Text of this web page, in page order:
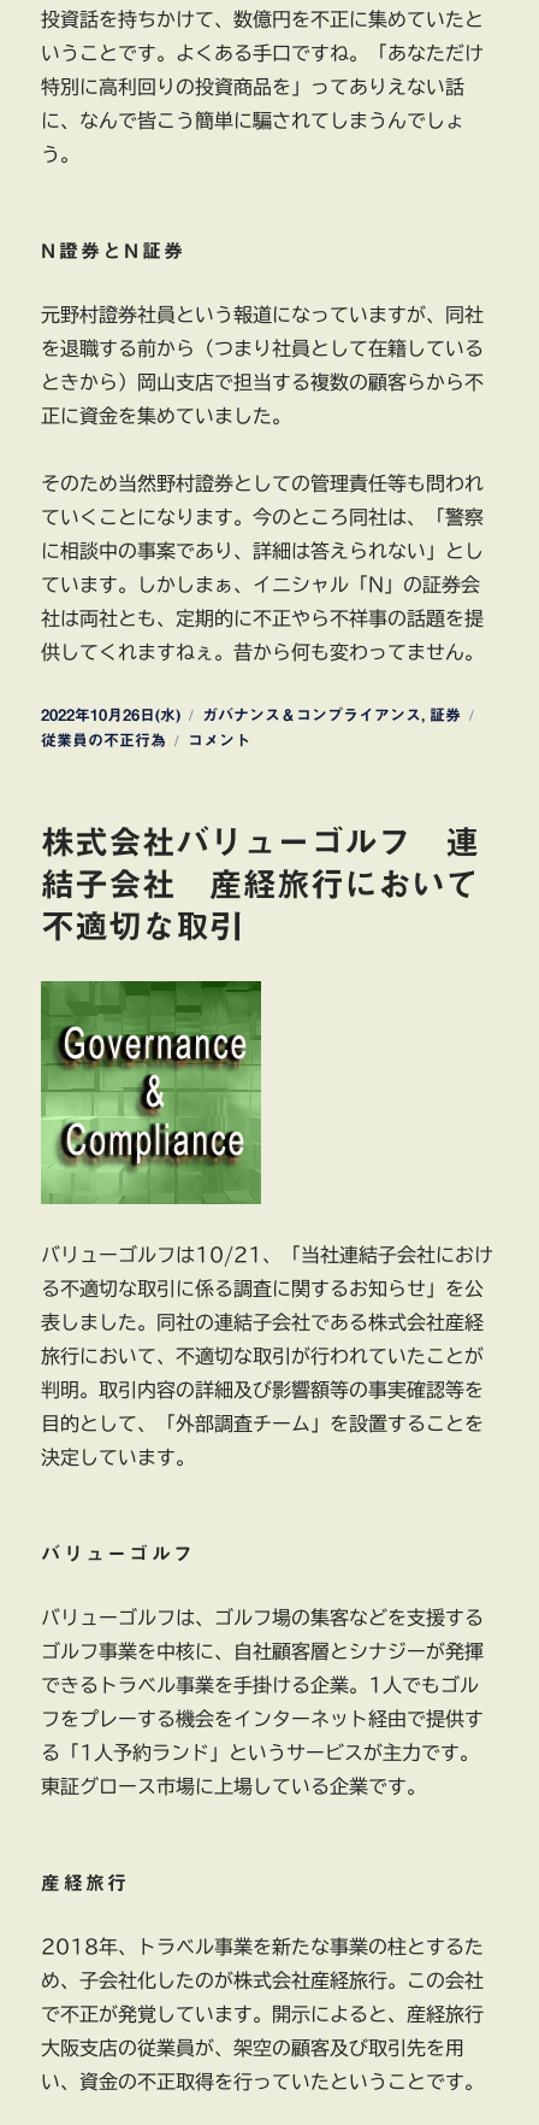
投資話を持ちかけて、数億円を不正に集めていたと
いうことです。よくある手口ですね。「あなただけ
特別に高利回りの投資商品を」ってありえない話
に、なんで皆こう簡単に騙されてしまうんでしょ
う。
N證券とN証券
元野村證券社員という報道になっていますが、同社
を退職する前から（つまり社員として在籍している
ときから）岡山支店で担当する複数の顧客らから不
正に資金を集めていました。
そのため当然野村證券としての管理責任等も問われ
ていくことになります。今のところ同社は、「警察
に相談中の事案であり、詳細は答えられない」とし
ています。しかしまぁ、イニシャル「N」の証券会
社は両社とも、定期的に不正やら不祥事の話題を提
供してくれますねぇ。昔から何も変わってません。
投
稿
2022年10月26日(水)
カ
テ
ガバナンス＆コンプライアンス, 証券
従業員の不正行為
野
元
員
詐
欺
逮
捕
に
コメント
株式会社バリューゴルフ 連
結子会社 産経旅行において
不適切な取引
バリューゴルフは10/21、「当社連結子会社におけ
る不適切な取引に係る調査に関するお知らせ」を公
表しました。同社の連結子会社である株式会社産経
旅行において、不適切な取引が行われていたことが
判明。取引内容の詳細及び影響額等の事実確認等を
目的として、「外部調査チーム」を設置することを
決定しています。
バリューゴルフ
バリューゴルフは、ゴルフ場の集客などを支援する
ゴルフ事業を中核に、自社顧客層とシナジーが発揮
できるトラベル事業を手掛ける企業。1人でもゴル
フをプレーする機会をインターネット経由で提供す
る「1人予約ランド」というサービスが主力です。
東証グロース市場に上場している企業です。
産経旅行
2018年、トラベル事業を新たな事業の柱とするた
め、子会社化したのが株式会社産経旅行。この会社
で不正が発覚しています。開示によると、産経旅行
大阪支店の従業員が、架空の顧客及び取引先を用
い、資金の不正取得を行っていたということです。